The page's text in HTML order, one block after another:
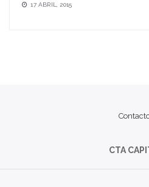
17 ABRIL, 2015
CTA